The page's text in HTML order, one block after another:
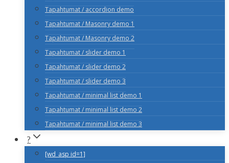
Tapahtumat / accordion demo
Tapahtumat / Masonry demo 1
Tapahtumat / Masonry demo 2
Tapahtumat / slider demo 1
Tapahtumat / slider demo 2
Tapahtumat / slider demo 3
Tapahtumat / minimal list demo 1
Tapahtumat / minimal list demo 2
Tapahtumat / minimal list demo 3
?
[wd_asp id=1]